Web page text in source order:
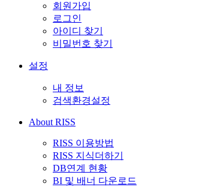
회원가입
로그인
아이디 찾기
비밀번호 찾기
설정
내 정보
검색환경설정
About RISS
RISS 이용방법
RISS 지식더하기
DB연계 현황
BI 및 배너 다운로드